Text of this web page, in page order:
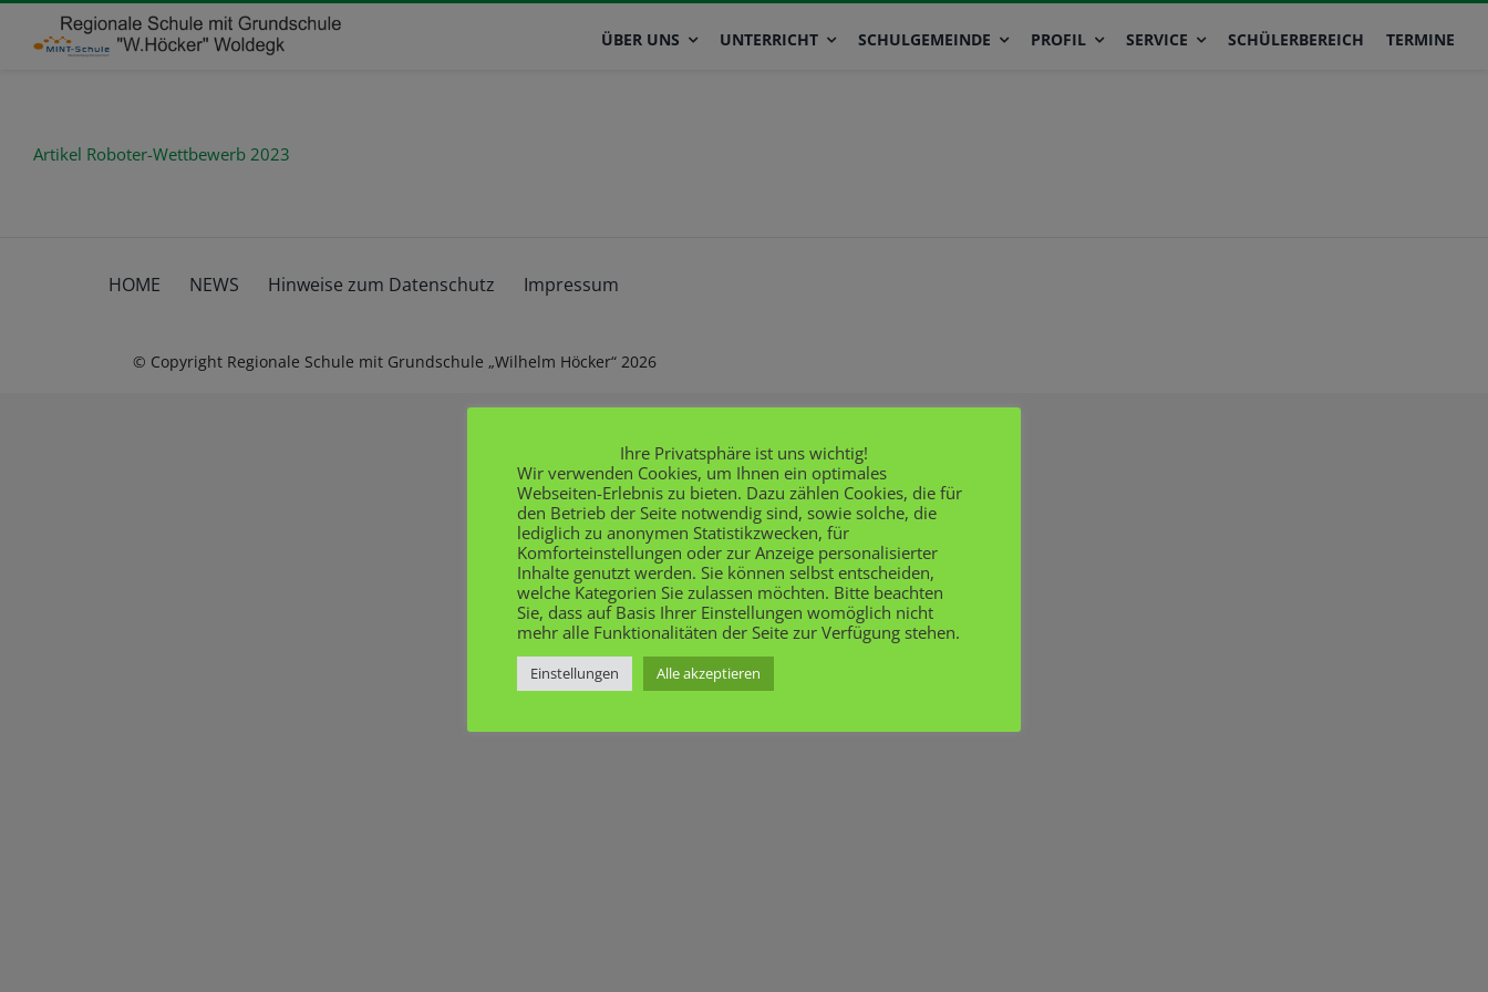
Inhalt
ÜBER UNS UNTERRICHT SCHULGEMEINDE PROFIL SERVICE SCHÜLERBEREICH TERMINE
Artikel Roboter-Wettbewerb 2023
HOME NEWS Hinweise zum Datenschutz Impressum
© Copyright Regionale Schule mit Grundschule „Wilhelm Höcker“ 2026
Ihre Privatsphäre ist uns wichtig!
Wir verwenden Cookies, um Ihnen ein optimales
Webseiten-Erlebnis zu bieten. Dazu zählen Cookies, die für
den Betrieb der Seite notwendig sind, sowie solche, die
lediglich zu anonymen Statistikzwecken, für
Komforteinstellungen oder zur Anzeige personalisierter
Inhalte genutzt werden. Sie können selbst entscheiden,
welche Kategorien Sie zulassen möchten. Bitte beachten
Sie, dass auf Basis Ihrer Einstellungen womöglich nicht
mehr alle Funktionalitäten der Seite zur Verfügung stehen.
Einstellungen Alle akzeptieren